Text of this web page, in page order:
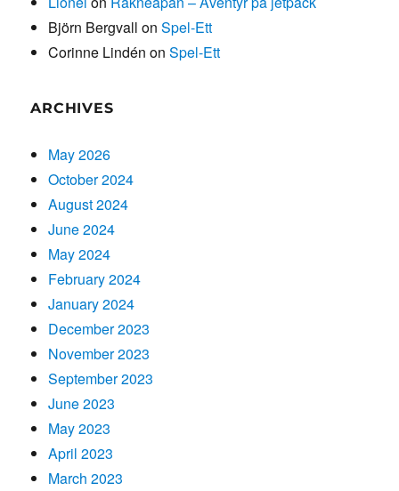
Björn Bergvall onSpel-Ett
Corinne Lindén onSpel-Ett
ARCHIVES
May 2026
October 2024
August 2024
June 2024
May 2024
February 2024
January 2024
December 2023
November 2023
September 2023
June 2023
May 2023
April 2023
March 2023